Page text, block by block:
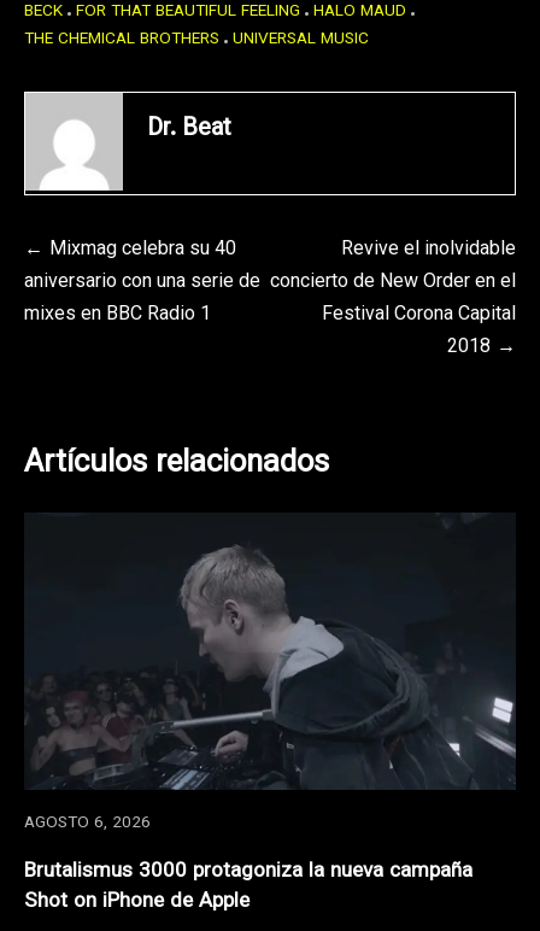
BECK FOR THAT BEAUTIFUL FEELING HALO MAUD
THE CHEMICAL BROTHERS UNIVERSAL MUSIC
Dr. Beat
Navegación
de
Mixmag celebra su 40
aniversario con una serie de
mixes en BBC Radio 1
Revive el inolvidable
concierto de New Order en el
Festival Corona Capital
2018
Artículos relacionados
AGOSTO 6, 2026
Brutalismus 3000 protagoniza la nueva campaña
Shot on iPhone de Apple